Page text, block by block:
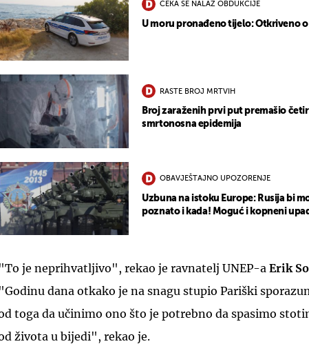
ČEKA SE NALAZ OBDUKCIJE
U moru pronađeno tijelo: Otkriveno o
RASTE BROJ MRTVIH
Broj zaraženih prvi put premašio
smrtonosna epidemija
OBAVJEŠTAJNO UPOZORENJE
Uzbuna na istoku Europe: Rusija bi
poznato i kada! Moguć i kopneni
"To je neprihvatljivo", rekao je ravnatelj UNEP-a Erik
"Godinu dana otkako je na snagu stupio Pariški
toga da učinimo ono što je potrebno da spasimo
života u bijedi", rekao je.